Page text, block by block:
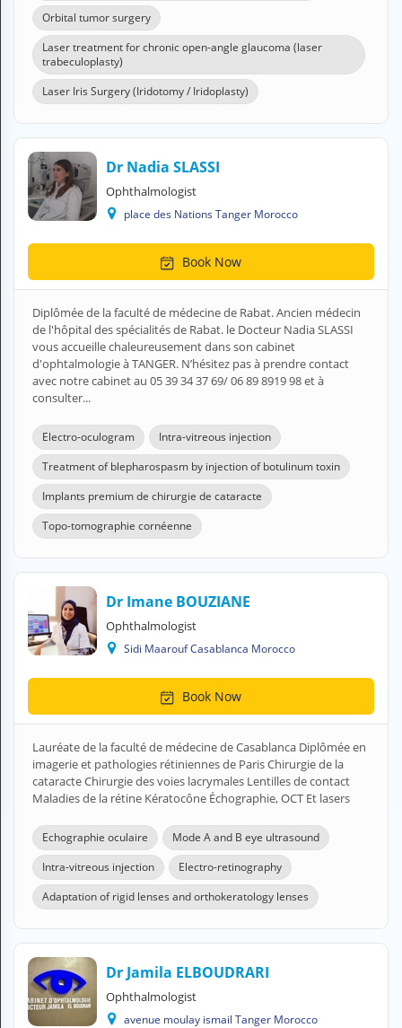
Orbital tumor surgery
Laser treatment for chronic open-angle glaucoma (laser
trabeculoplasty)
Laser Iris Surgery (Iridotomy / Iridoplasty)
Dr Nadia SLASSI
Ophthalmologist
place des Nations Tanger Morocco
Book Now
Diplômée de la faculté de médecine de Rabat. Ancien médecin
de l'hôpital des spécialités de Rabat. le Docteur Nadia SLASSI
vous accueille chaleureusement dans son cabinet
d'ophtalmologie à TANGER. N’hésitez pas à prendre contact
avec notre cabinet au 05 39 34 37 69/ 06 89 8919 98 et à
consulter...
Electro-oculogram
Intra-vitreous injection
Treatment of blepharospasm by injection of botulinum toxin
Implants premium de chirurgie de cataracte
Topo-tomographie cornéenne
Dr Imane BOUZIANE
Ophthalmologist
Sidi Maarouf Casablanca Morocco
Book Now
Lauréate de la faculté de médecine de Casablanca Diplômée en
imagerie et pathologies rétiniennes de Paris Chirurgie de la
cataracte Chirurgie des voies lacrymales Lentilles de contact
Maladies de la rétine Kératocône Échographie, OCT Et lasers
Echographie oculaire
Mode A and B eye ultrasound
Intra-vitreous injection
Electro-retinography
Adaptation of rigid lenses and orthokeratology lenses
Dr Jamila ELBOUDRARI
Ophthalmologist
avenue moulay ismail Tanger Morocco